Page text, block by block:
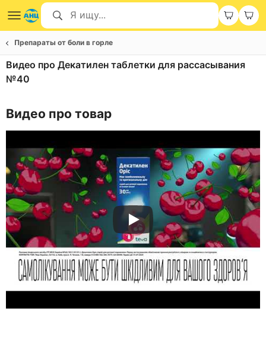
Препараты от боли в горле
Видео про Декатилен таблетки для рассасывания
№40
Видео про товар